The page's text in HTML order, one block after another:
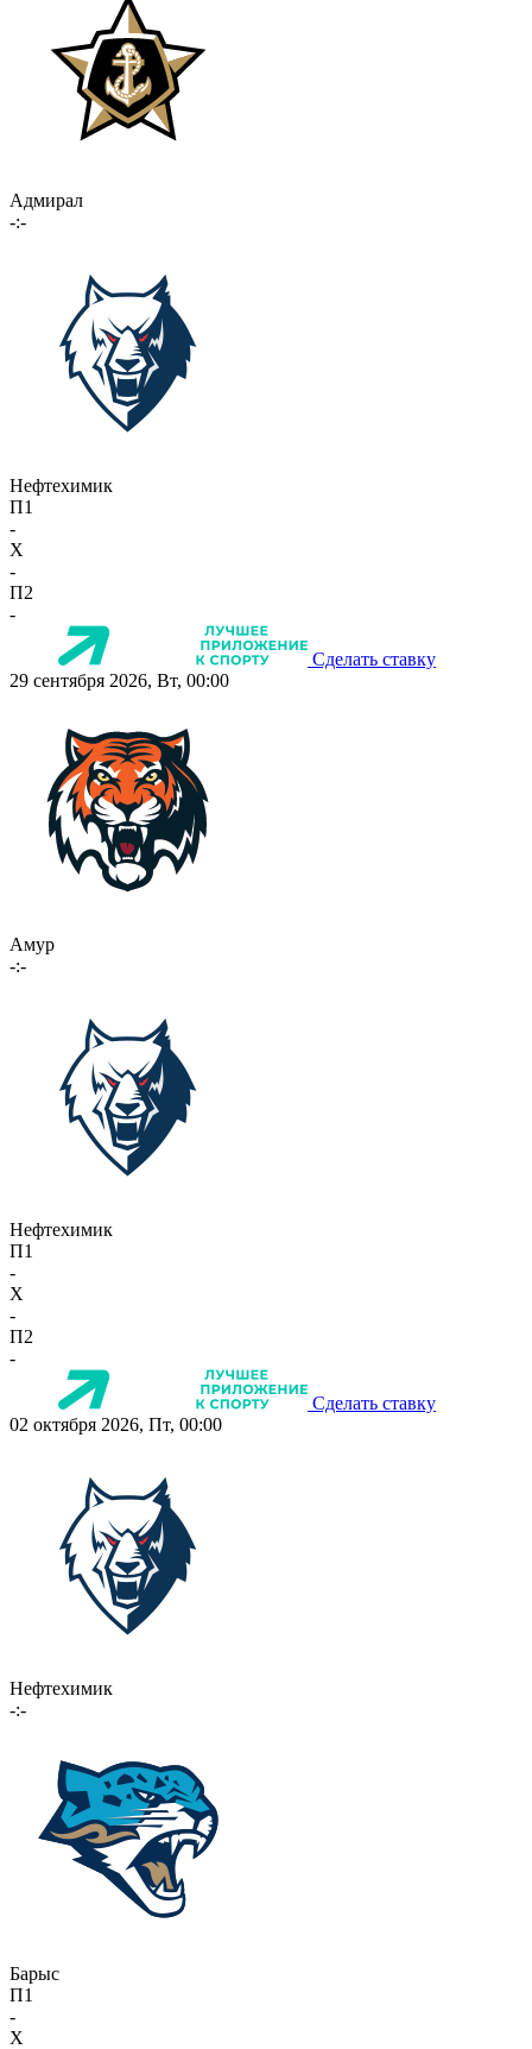
Адмирал
-:-
Нефтехимик
П1
-
X
-
П2
-
Сделать ставку
29 сентября 2026, Вт, 00:00
Амур
-:-
Нефтехимик
П1
-
X
-
П2
-
Сделать ставку
02 октября 2026, Пт, 00:00
Нефтехимик
-:-
Барыс
П1
-
X